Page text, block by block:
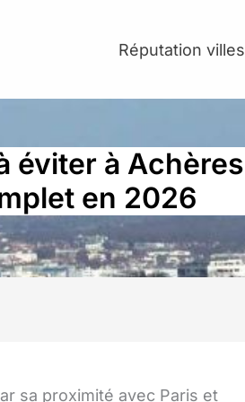
Réputation villes
éviter à Achères
en 2026
sa proximité avec Paris et